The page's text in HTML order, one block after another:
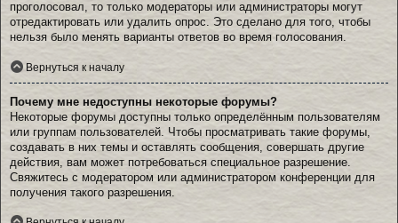
проголосовал, то только модераторы или администраторы могут
отредактировать или удалить опрос. Это сделано для того, чтобы
нельзя было менять варианты ответов во время голосования.
Вернуться к началу
Почему мне недоступны некоторые форумы?
Некоторые форумы доступны только определённым пользователям
или группам пользователей. Чтобы просматривать такие форумы,
создавать в них темы и оставлять сообщения, совершать другие
действия, вам может потребоваться специальное разрешение.
Свяжитесь с модератором или администратором конференции для
получения такого разрешения.